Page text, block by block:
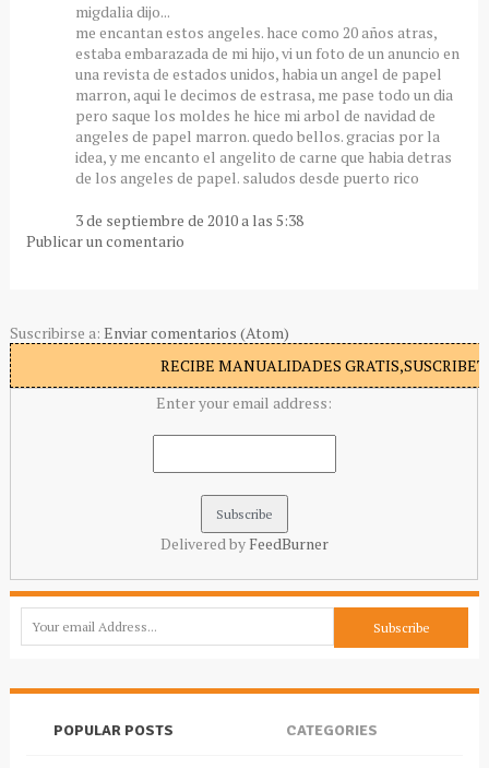
migdalia dijo...
me encantan estos angeles. hace como 20 años atras,
estaba embarazada de mi hijo, vi un foto de un anuncio en
una revista de estados unidos, habia un angel de papel
marron, aqui le decimos de estrasa, me pase todo un dia
pero saque los moldes he hice mi arbol de navidad de
angeles de papel marron. quedo bellos. gracias por la
idea, y me encanto el angelito de carne que habia detras
de los angeles de papel. saludos desde puerto rico
3 de septiembre de 2010 a las 5:38
Publicar un comentario
Suscribirse a: Enviar comentarios (Atom)
RECIBE MANUALIDADES
Enter your email address:
Delivered by FeedBurner
POPULAR POSTS CATEGORIES